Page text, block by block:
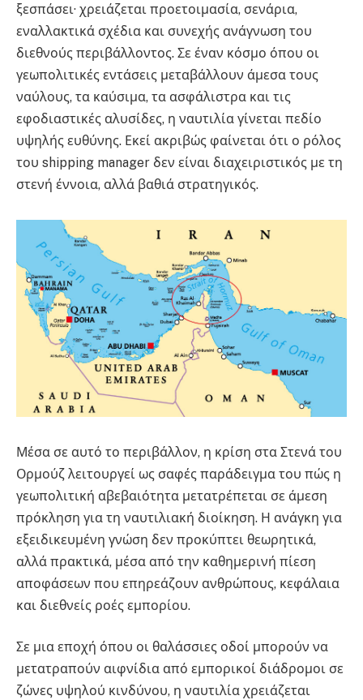
ξεσπάσει· χρειάζεται προετοιμασία, σενάρια,
εναλλακτικά σχέδια και συνεχής ανάγνωση του
διεθνούς περιβάλλοντος. Σε έναν κόσμο όπου οι
γεωπολιτικές εντάσεις μεταβάλλουν άμεσα τους
ναύλους, τα καύσιμα, τα ασφάλιστρα και τις
εφοδιαστικές αλυσίδες, η ναυτιλία γίνεται πεδίο
υψηλής ευθύνης. Εκεί ακριβώς φαίνεται ότι ο ρόλος
του shipping manager δεν είναι διαχειριστικός με τη
στενή έννοια, αλλά βαθιά στρατηγικός.
Μέσα σε αυτό το περιβάλλον, η κρίση στα Στενά του
Ορμούζ λειτουργεί ως σαφές παράδειγμα του πώς η
γεωπολιτική αβεβαιότητα μετατρέπεται σε άμεση
πρόκληση για τη ναυτιλιακή διοίκηση. Η ανάγκη για
εξειδικευμένη γνώση δεν προκύπτει θεωρητικά,
αλλά πρακτικά, μέσα από την καθημερινή πίεση
αποφάσεων που επηρεάζουν ανθρώπους, κεφάλαια
και διεθνείς ροές εμπορίου.
Σε μια εποχή όπου οι θαλάσσιες οδοί μπορούν να
μετατραπούν αιφνίδια από εμπορικοί διάδρομοι σε
ζώνες υψηλού κινδύνου, η ναυτιλία χρειάζεται